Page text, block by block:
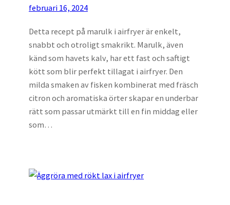
februari 16, 2024
Detta recept på marulk i airfryer är enkelt,
snabbt och otroligt smakrikt. Marulk, även
känd som havets kalv, har ett fast och saftigt
kött som blir perfekt tillagat i airfryer. Den
milda smaken av fisken kombinerat med fräsch
citron och aromatiska örter skapar en underbar
rätt som passar utmärkt till en fin middag eller
som…